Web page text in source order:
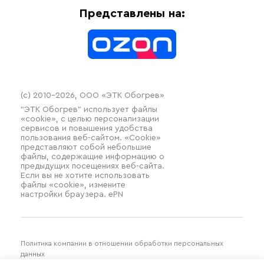
Представлены на:
(c) 2010–2026, ООО «ЭТК Обогрев»
“ЭТК Обогрев” использует файлы
«cookie», с целью персонализации
сервисов и повышения удобства
пользования веб-сайтом. «Cookie»
представляют собой небольшие
файлы, содержащие информацию о
предыдущих посещениях веб-сайта.
Если вы не хотите использовать
файлы «cookie», измените
настройки браузера. ePN
Политика компании в отношении обработки персональных
данных